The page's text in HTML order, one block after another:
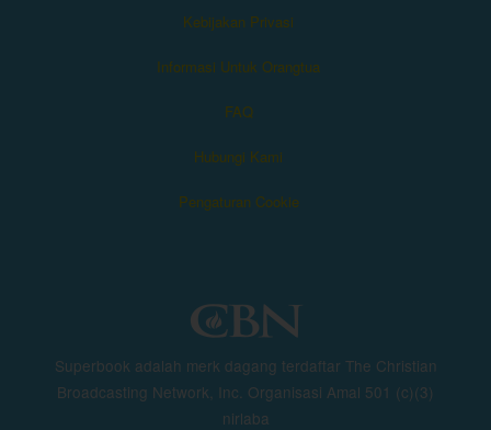
Kebijakan Privasi
Informasi Untuk Orangtua
FAQ
Hubungi Kami
Pengaturan Cookie
Superbook adalah merk dagang terdaftar The Christian
Broadcasting Network, Inc. Organisasi Amal 501 (c)(3)
nirlaba